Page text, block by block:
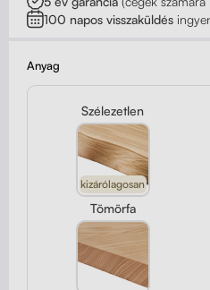
Fa monitor állványok
Deréktámaszok
100 napos visszaküldés
Anyag
Szélezetlen
kizárólagosan
Tömörfa